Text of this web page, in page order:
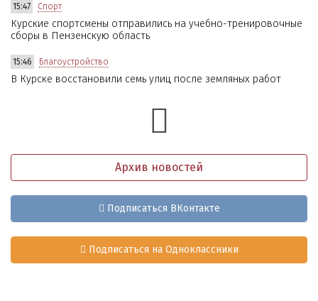
15:47 Спорт
Курские спортсмены отправились на учебно-тренировочные
сборы в Пензенскую область
15:46 Благоустройство
В Курске восстановили семь улиц после земляных работ
Архив новостей
Подписаться ВКонтакте
Подписаться на Одноклассники